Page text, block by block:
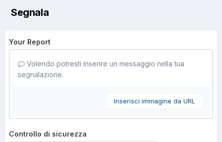
Segnala
Your Report
Volendo potresti inserire un messaggio nella tua
segnalazione.
Inserisci immagine da URL
Controllo di sicurezza